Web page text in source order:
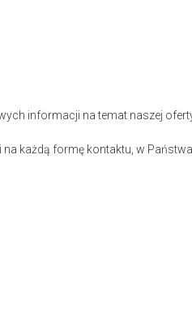
informacji na temat naszej
każdą formę kontaktu, w